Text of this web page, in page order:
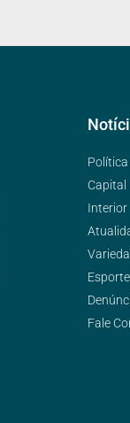
Política
Capital
Interior
Fale